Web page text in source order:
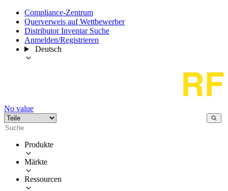
Compliance-Zentrum
Querverweis auf Wettbewerber
Distributor Inventar Suche
Anmelden/Registrieren
Deutsch
No value
Produkte
Märkte
Ressourcen